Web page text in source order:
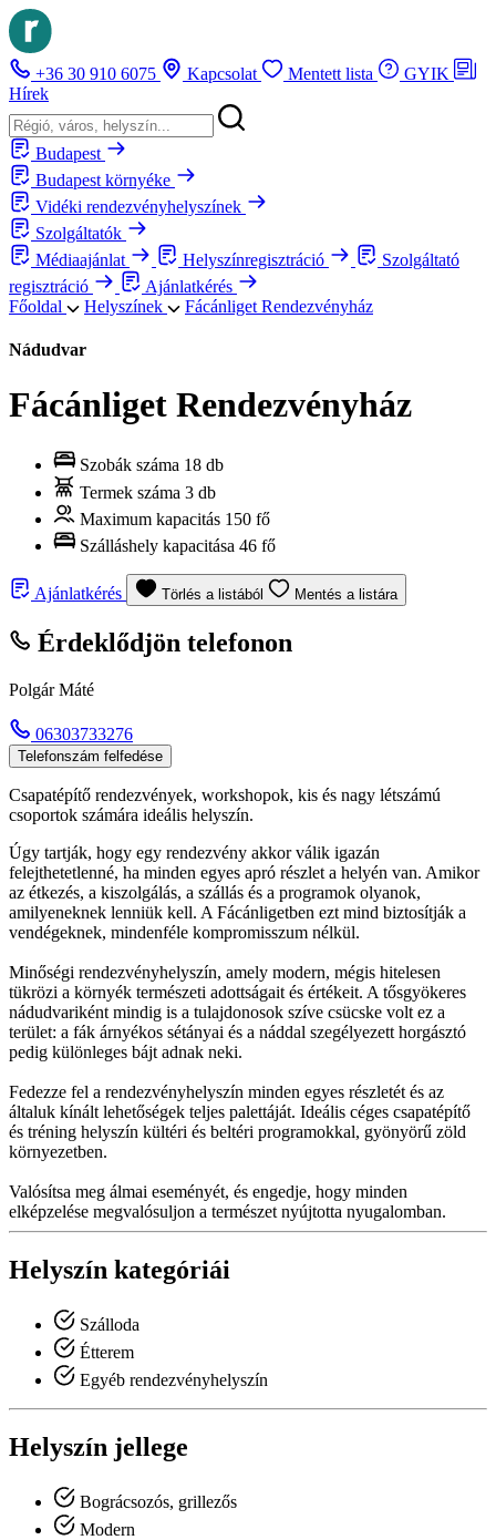
+36 30 910 6075 Kapcsolat Mentett lista
GYIK
Hírek
Budapest
Budapest környéke
Vidéki rendezvényhelyszínek
Szolgáltatók
Médiaajánlat
Helyszínregisztráció
Szolgáltató
regisztráció
Ajánlatkérés
Főoldal
Helyszínek Fácánliget Rendezvényház
Nádudvar
Fácánliget Rendezvényház
Szobák száma 18 db
Termek száma 3 db
Maximum kapacitás 150 fő
Szálláshely kapacitása 46 fő
Ajánlatkérés Törlés a listából Mentés a listára
Érdeklődjön telefonon
Polgár Máté
06303733276
Telefonszám felfedése
Csapatépítő rendezvények, workshopok, kis és nagy létszámú
csoportok számára ideális helyszín.
Úgy tartják, hogy egy rendezvény akkor válik igazán
felejthetetlenné, ha minden egyes apró részlet a helyén van. Amikor
az étkezés, a kiszolgálás, a szállás és a programok olyanok,
amilyeneknek lenniük kell. A Fácánligetben ezt mind biztosítják a
vendégeknek, mindenféle kompromisszum nélkül.
Minőségi rendezvényhelyszín, amely modern, mégis hitelesen
tükrözi a környék természeti adottságait és értékeit. A tősgyökeres
nádudvariként mindig is a tulajdonosok szíve csücske volt ez a
terület: a fák árnyékos sétányai és a náddal szegélyezett horgásztó
pedig különleges bájt adnak neki.
Fedezze fel a rendezvényhelyszín minden egyes részletét és az
általuk kínált lehetőségek teljes palettáját. Ideális céges csapatépítő
és tréning helyszín kültéri és beltéri programokkal, gyönyörű zöld
környezetben.
Valósítsa meg álmai eseményét, és engedje, hogy minden
elképzelése megvalósuljon a természet nyújtotta nyugalomban.
Helyszín kategóriái
Szálloda
Étterem
Egyéb rendezvényhelyszín
Helyszín jellege
Bográcsozós, grillezős
Modern